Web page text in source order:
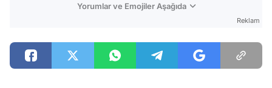
Yorumlar ve Emojiler Aşağıda
Reklam